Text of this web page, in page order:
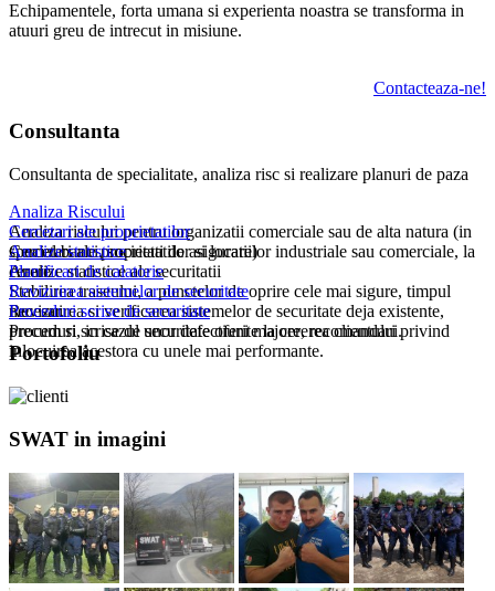
Echipamentele, forta umana si experienta noastra se transforma in
atuuri greu de intrecut in misiune.
Contacteaza-ne!
Consultanta
Consultanta de specialitate, analiza risc si realizare planuri de paza
Analiza Riscului
Analiza riscului pentru organizatii comerciale sau de alta natura (in
special banci, societati de asigurare)
Cercetari ale proprietatilor
Cercetari ale proprietatilor si locatiilor industriale sau comerciale, la
cerere
Analize statistice
Analize statistice ale securitatii
Planificari de calatorie
Stabilirea traseului, a punctelor de oprire cele mai sigure, timpul
necesar.
Revizuirea sistemelor de securitate
Revizuirea si verificarea sistemelor de securitate deja existente,
precum si, in cazul unor defectiuni majore, recomandari privind
inlocuirea acestora cu unele mai performante.
Proceduri scrise de securitate
Proceduri scrise de securitate oferite la cererea clientului.
Portofoliu
SWAT in imagini